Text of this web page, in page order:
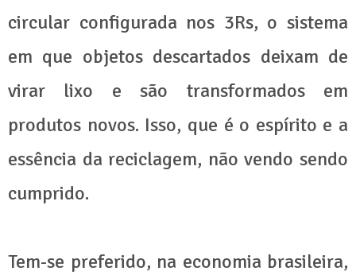
circular configurada nos 3Rs, o sistema
em que objetos descartados deixam de
virar lixo e são transformados em
produtos novos. Isso, que é o espírito e a
essência da reciclagem, não vendo sendo
cumprido.
Tem-se preferido, na economia brasileira,